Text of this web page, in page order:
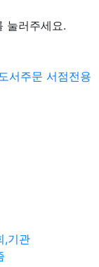
눌러주세요.
,기관